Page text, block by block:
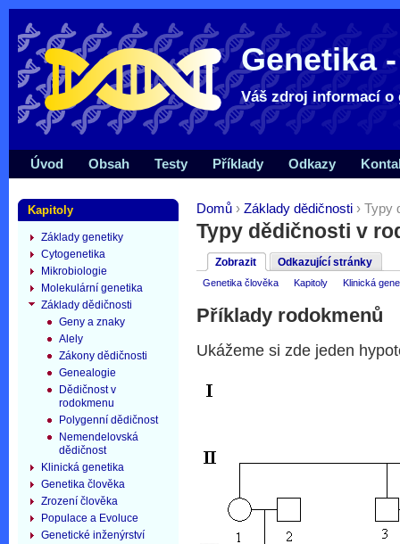
Genetika
Váš zdroj informací o
Domů › Základy dědičnosti › Typy
Typy dědičnosti v
Zobrazit Odkazující stránky
Genetika člověka Kapitoly Klinická
Příklady rodokmenů
Ukážeme si zde jeden
Úvod Obsah Testy Příklady Odkazy
Kapitoly
Základy genetiky
Cytogenetika
Mikrobiologie
Molekulární genetika
Základy dědičnosti
Geny a znaky
Alely
Zákony dědičnosti
Genealogie
Dědičnost v
rodokmenu
Polygenní dědičnost
Nemendelovská
dědičnost
Klinická genetika
Genetika člověka
Zrození člověka
Populace a Evoluce
Genetické inženýrství